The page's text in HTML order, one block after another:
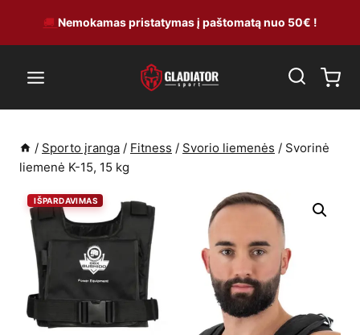
to
content
🚚 Nemokamas pristatymas į paštomatą nuo 50€ !
/ Sporto įranga / Fitness / Svorio liemenės / Svorinė
liemenė K-15, 15 kg